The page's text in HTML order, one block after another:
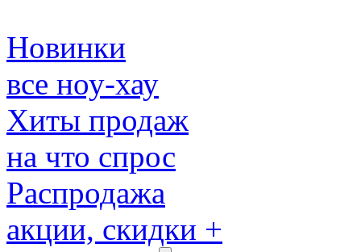
Новинки
все ноу-хау
Хиты продаж
на что спрос
Распродажа
акции, скидки +